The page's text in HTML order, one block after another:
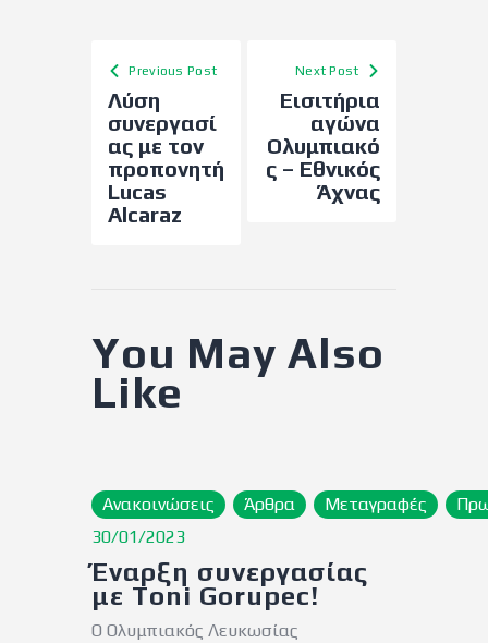
Previous Post
Λύση
συνεργασί
ας με τον
προπονητή
Lucas
Alcaraz
Next Post
Εισιτήρια
αγώνα
Ολυμπιακό
ς – Εθνικός
Άχνας
You May Also
Like
Ανακοινώσεις Άρθρα Μεταγραφές
30/01/2023
Έναρξη συνεργασίας
με Toni Gorupec!
Ο Ολυμπιακός Λευκωσίας